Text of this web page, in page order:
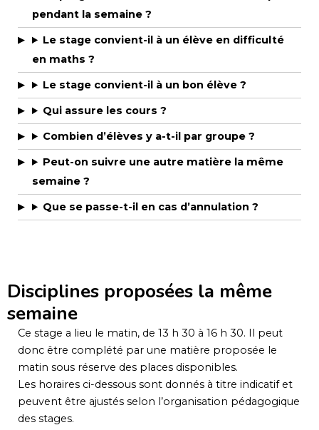
pendant la semaine ?
Le stage convient-il à un élève en difficulté
en maths ?
Le stage convient-il à un bon élève ?
Qui assure les cours ?
Combien d’élèves y a-t-il par groupe ?
Peut-on suivre une autre matière la même
semaine ?
Que se passe-t-il en cas d’annulation ?
Disciplines proposées la même
semaine
Ce stage a lieu le matin, de 13 h 30 à 16 h 30. Il peut
donc être complété par une matière proposée le
matin sous réserve des places disponibles.
Les horaires ci-dessous sont donnés à titre indicatif et
peuvent être ajustés selon l’organisation pédagogique
des stages.